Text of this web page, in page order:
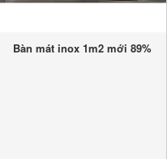
Bàn mát inox 1m2 mới 89%